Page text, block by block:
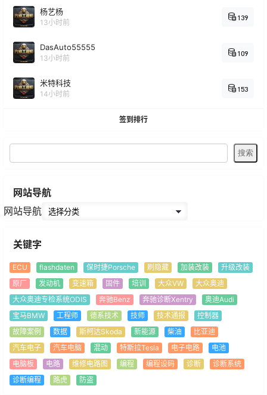
杨艺杨
13小时前
139
DasAuto55555
13小时前
109
米特科技
14小时前
153
签到排行
网站导航
网站导航
关键字
ECU flashdaten 保时捷Porsche 刷隐藏 加装改装
升级改装
原厂
发动机 变速箱 固件 培训 大众VW
大众奥迪
大众奥迪专检系统ODIS
奔驰Benz 奔驰诊断Xentry
奥迪Audi
宝马BMW
工程师 德系技术 技师 技术通报
控制器
故障案例
数据 斯柯达Skoda 新能源 柴油
比亚迪
汽车电子
汽车电脑 混动 特斯拉Tesla 电子电路
电池
电脑板
电路 维修电路图 编程 编程设码 诊断
诊断系统
诊断编程
路虎 防盗